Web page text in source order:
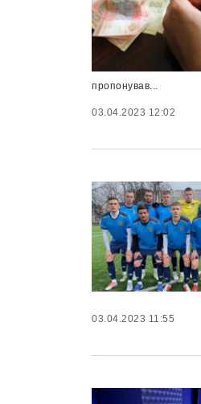
пропонував...
03.04.2023 12:02
03.04.2023 11:55